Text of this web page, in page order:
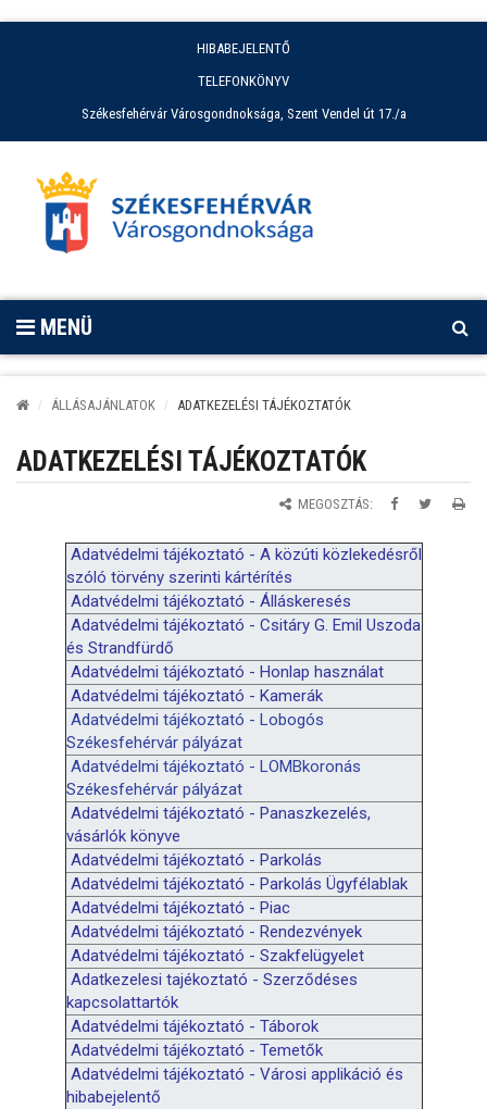
HIBABEJELENTŐ
TELEFONKÖNYV
Székesfehérvár Városgondnoksága, Szent Vendel út 17./a
MENÜ
ÁLLÁSAJÁNLATOK ADATKEZELÉSI TÁJÉKOZTATÓK
ADATKEZELÉSI TÁJÉKOZTATÓK
MEGOSZTÁS:
Adatvédelmi tájékoztató - A közúti közlekedésről
szóló törvény szerinti kártérítés
Adatvédelmi tájékoztató - Álláskeresés
Adatvédelmi tájékoztató - Csitáry G. Emil Uszoda
és Strandfürdő
Adatvédelmi tájékoztató - Honlap használat
Adatvédelmi tájékoztató - Kamerák
Adatvédelmi tájékoztató - Lobogós
Székesfehérvár pályázat
Adatvédelmi tájékoztató - LOMBkoronás
Székesfehérvár pályázat
Adatvédelmi tájékoztató - Panaszkezelés,
vásárlók könyve
Adatvédelmi tájékoztató - Parkolás
Adatvédelmi tájékoztató - Parkolás Ügyfélablak
Adatvédelmi tájékoztató - Piac
Adatvédelmi tájékoztató - Rendezvények
Adatvédelmi tájékoztató - Szakfelügyelet
Adatkezelesi tajékoztató - Szerződéses
kapcsolattartók
Adatvédelmi tájékoztató - Táborok
Adatvédelmi tájékoztató - Temetők
Adatvédelmi tájékoztató - Városi applikáció és
hibabejelentő